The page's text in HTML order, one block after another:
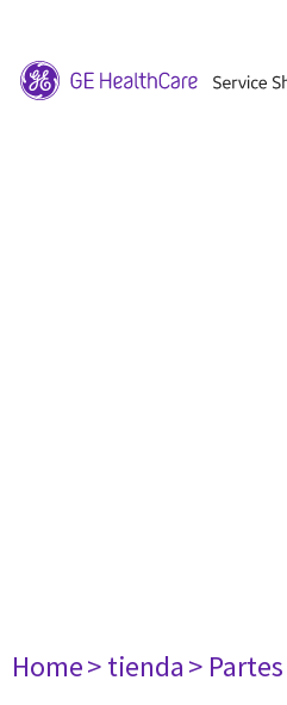
Home> tienda> Partes